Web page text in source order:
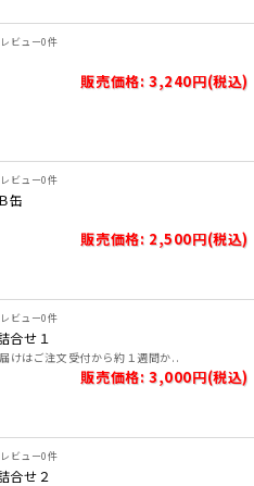
レビュー0件
販売価格: 3,240円(税込)
レビュー0件
缶
販売価格: 2,500円(税込)
レビュー0件
合せ１
けはご注文受付から約１週間か..
販売価格: 3,000円(税込)
レビュー0件
合せ２